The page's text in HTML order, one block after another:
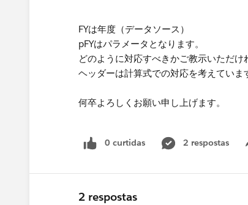
FYは年度（データソース）
pFYはパラメータとなります。​
どのように対応すべきかご教示いただけ
ヘッダーは計算式での対応を考えていま
何卒よろしくお願い申し上げます。​
0 curtidas 2 respostas
2 respostas